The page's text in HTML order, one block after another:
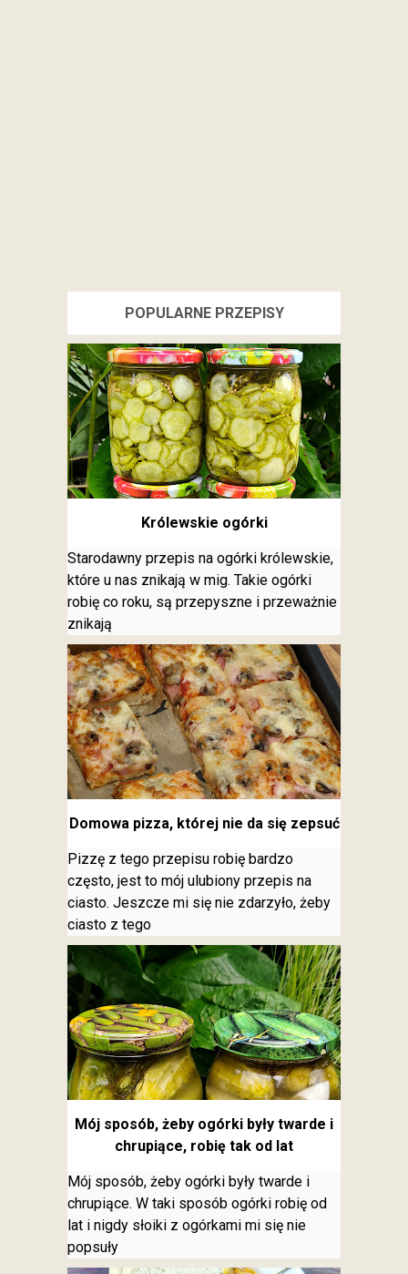
POPULARNE PRZEPISY
Królewskie ogórki
Starodawny przepis na ogórki królewskie,
które u nas znikają w mig. Takie ogórki
robię co roku, są przepyszne i przeważnie
znikają
Domowa pizza, której nie da się zepsuć
Pizzę z tego przepisu robię bardzo
często, jest to mój ulubiony przepis na
ciasto. Jeszcze mi się nie zdarzyło, żeby
ciasto z tego
Mój sposób, żeby ogórki były twarde i
chrupiące, robię tak od lat
Mój sposób, żeby ogórki były twarde i
chrupiące. W taki sposób ogórki robię od
lat i nigdy słoiki z ogórkami mi się nie
popsuły